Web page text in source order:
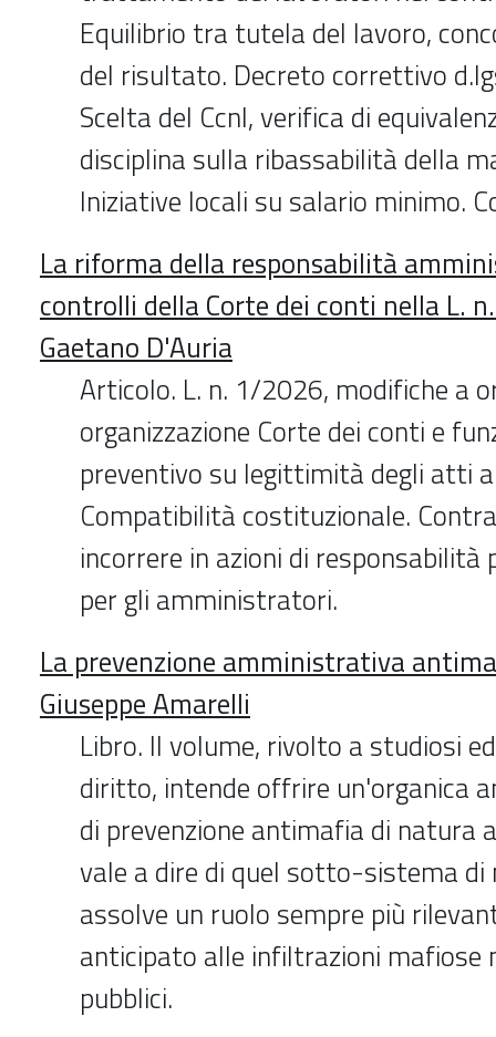
Equilibrio tra tutela del lavoro,
del risultato. Decreto correttivo
Scelta del Ccnl, verifica di
disciplina sulla ribassabilità della
Iniziative locali su salario minimo.
La riforma della responsabilità
controlli della Corte dei conti nella L.
Gaetano D'Auria
Articolo. L. n. 1/2026, modifiche a
organizzazione Corte dei conti e
preventivo su legittimità degli atti
Compatibilità costituzionale.
incorrere in azioni di responsabilità
per gli amministratori.
La prevenzione amministrativa
Giuseppe Amarelli
Libro. Il volume, rivolto a studiosi
diritto, intende offrire un'organica
di prevenzione antimafia di natura
vale a dire di quel sotto-sistema di
assolve un ruolo sempre più
anticipato alle infiltrazioni mafiose
pubblici.